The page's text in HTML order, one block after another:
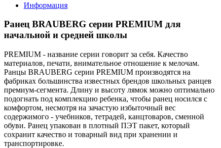
Информация
Ранец BRAUBERG серии PREMIUM для
начальной и средней школы
PREMIUM - название серии говорит за себя. Качество
материалов, печати, внимательное отношение к мелочам.
Ранцы BRAUBERG серии PREMIUM производятся на
фабриках большинства известных брендов школьных ранцев
премиум-сегмента. Длину и высоту лямок можно оптимально
подогнать под комплекцию ребенка, чтобы ранец носился с
комфортом, несмотря на зачастую избыточный вес
содержимого - учебников, тетрадей, канцтоваров, сменной
обуви. Ранец упакован в плотный ПЭТ пакет, который
сохранит качество и товарный вид при хранении и
транспортировке.